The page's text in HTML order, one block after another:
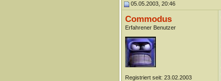
05.05.2003, 20:46
Commodus
Erfahrener Benutzer
Registriert seit: 23.02.2003